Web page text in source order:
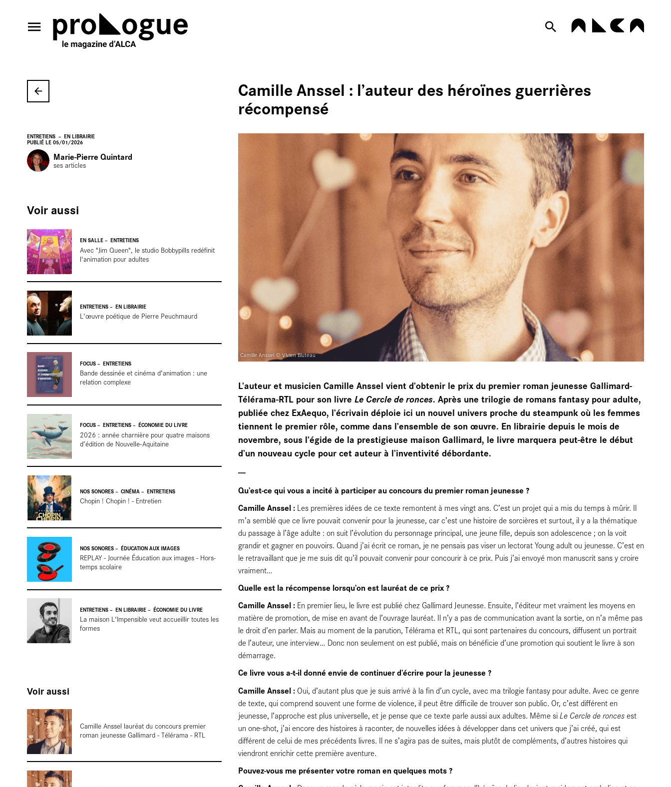
Camille Anssel : l’auteur des héroïnes guerrières
récompensé
ENTRETIENS
EN LIBRAIRIE
PUBLIÉ LE 05/01/2026
Marie-Pierre Quintard
ses articles
Camille Anssel © Vivien Bluteau
L’auteur et musicien Camille Anssel vient d’obtenir le prix du premier roman jeunesse Gallimard-
Télérama-RTL pour son livreLe Cercle de ronces. Après une trilogie de romans fantasy pour adulte,
publiée chez ExAequo, l’écrivain déploie ici un nouvel univers proche du steampunk où les femmes
tiennent le premier rôle, comme dans l’ensemble de son œuvre. En librairie depuis le mois de
novembre, sous l’égide de la prestigieuse maison Gallimard, le livre marquera peut-être le début
d’un nouveau cycle pour cet auteur à l’inventivité débordante.
---
Qu’est-ce qui vous a incité à participer au concours du premier roman jeunesse ?
Camille Anssel : Les premières idées de ce texte remontent à mes vingt ans. C’est un projet qui a mis du temps à mûrir. Il
m’a semblé que ce livre pouvait convenir pour la jeunesse, car c’est une histoire de sorcières et surtout, il y a la thématique
du passage à l’âge adulte : on suit l’évolution du personnage principal, une jeune fille, depuis son adolescence ; on la voit
grandir et gagner en pouvoirs. Quand j’ai écrit ce roman, je ne pensais pas viser un lectorat Young adult ou jeunesse. C’est en
le retravaillant que je me suis dit qu’il pouvait convenir pour concourir à ce prix. Puis j’ai envoyé mon manuscrit sans y croire
vraiment…
Quelle est la récompense lorsqu’on est lauréat de ce prix ?
Camille Anssel : En premier lieu, le livre est publié chez Gallimard Jeunesse. Ensuite, l’éditeur met vraiment les moyens en
matière de promotion, de mise en avant de l’ouvrage lauréat. Il n’y a pas de communication avant la sortie, on n’a même pas
le droit d’en parler. Mais au moment de la parution, Télérama et RTL, qui sont partenaires du concours, diffusent un portrait
de l’auteur, une interview… Donc non seulement on est publié, mais on bénéficie d’une promotion qui soutient le livre à son
démarrage.
Ce livre vous a-t-il donné envie de continuer d’écrire pour la jeunesse ?
Camille Anssel : Oui, d’autant plus que je suis arrivé à la fin d’un cycle, avec ma trilogie fantasy pour adulte. Avec ce genre
de texte, qui comprend souvent une forme de violence, il peut être difficile de trouver son public. Or, c’est différent en
jeunesse, l’approche est plus universelle, et je pense que ce texte parle aussi aux adultes. Même siLe Cercle de roncesest
un one-shot, j’ai encore des histoires à raconter, de nouvelles idées à développer dans cet univers que j’ai créé, qui est
différent de celui de mes précédents livres. Il ne s’agira pas de suites, mais plutôt de compléments, d’autres histoires qui
viendront enrichir cette première aventure.
Pouvez-vous me présenter votre roman en quelques mots ?
Voir aussi
EN SALLE ENTRETIENS
Avec "Jim Queen", le studio Bobbypills redéfinit
l'animation pour adultes
ENTRETIENS EN LIBRAIRIE
L'œuvre poétique de Pierre Peuchmaurd
FOCUS ENTRETIENS
Bande dessinée et cinéma d’animation : une
relation complexe
FOCUS ENTRETIENS ÉCONOMIE DU LIVRE
2026 : année charnière pour quatre maisons
d’édition de Nouvelle-Aquitaine
NOS SONORES CINÉMA ENTRETIENS
Chopin ! Chopin ! - Entretien
NOS SONORES ÉDUCATION AUX IMAGES
REPLAY - Journée Éducation aux images - Hors-
temps scolaire
ENTRETIENS EN LIBRAIRIE ÉCONOMIE DU LIVRE
La maison L'Impensible veut accueillir toutes les
formes
Voir aussi
Camille Anssel lauréat du concours premier
roman jeunesse Gallimard - Télérama - RTL
En
salle
En
librairie
En
résidence
LES PLUMES
DE PROLOGUE
ÉCLAIRAGES
ARCHIVES